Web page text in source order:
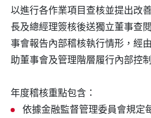
以進行各作業項目查核並提出改
長及總經理簽核後送獨立董事查
事會報告內部稽核執行情形，經
助董事會及管理階層履行內部控
年度稽核重點包含：
依據金融監督管理委員會規定